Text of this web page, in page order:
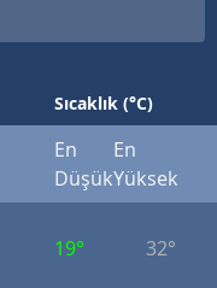
Sıcaklık (°C)
En
Düşük
En
Yüksek
19° 32°